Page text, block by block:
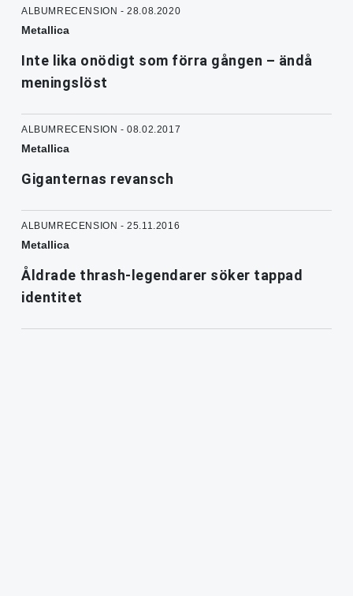
ALBUMRECENSION - 28.08.2020
Metallica
Inte lika onödigt som förra gången – ändå
meningslöst
ALBUMRECENSION - 08.02.2017
Metallica
Giganternas revansch
ALBUMRECENSION - 25.11.2016
Metallica
Åldrade thrash-legendarer söker tappad
identitet